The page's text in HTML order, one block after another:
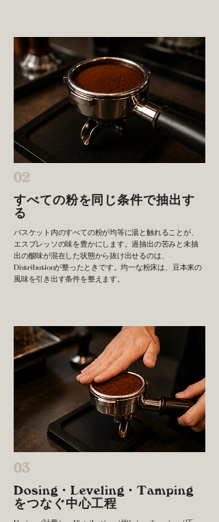
02
すべての粉を同じ条件で抽出す
る
バスケット内のすべての粉が均等に湯と触れることが、
エスプレッソの味を豊かにします。過抽出の苦みと未抽
出の酸味が混在した状態から抜け出せるのは、
Distributionが整ったときです。均一な粉床は、豆本来の
風味を引き出す条件を整えます。
03
Dosing・Leveling・Tamping
をつなぐ中心工程